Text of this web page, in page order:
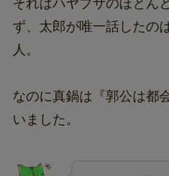
それはハヤブサのほとん
ず、太郎が唯一話したの
人。
なのに真鍋は『郭公は都
いました。